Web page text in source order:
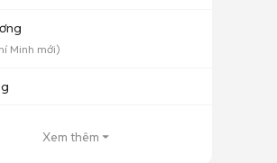
Minh mới)
Xem thêm